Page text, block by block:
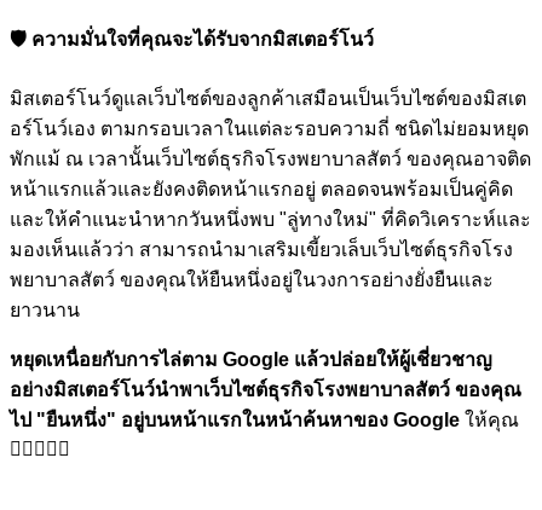
🛡️ ความมั่นใจที่คุณจะได้รับจากมิสเตอร์โนว์
มิสเตอร์โนว์ดูแลเว็บไซต์ของลูกค้าเสมือนเป็นเว็บไซต์ของมิสเต
อร์โนว์เอง ตามกรอบเวลาในแต่ละรอบความถี่ ชนิดไม่ยอมหยุด
พักแม้ ณ เวลานั้นเว็บไซต์ธุรกิจโรงพยาบาลสัตว์ ของคุณอาจติด
หน้าแรกแล้วและยังคงติดหน้าแรกอยู่ ตลอดจนพร้อมเป็นคู่คิด
และให้คำแนะนำหากวันหนึ่งพบ "ลู่ทางใหม่" ที่คิดวิเคราะห์และ
มองเห็นแล้วว่า สามารถนำมาเสริมเขี้ยวเล็บเว็บไซต์ธุรกิจโรง
พยาบาลสัตว์ ของคุณให้ยืนหนึ่งอยู่ในวงการอย่างยั่งยืนและ
ยาวนาน
หยุดเหนื่อยกับการไล่ตาม Google แล้วปล่อยให้ผู้เชี่ยวชาญ
อย่างมิสเตอร์โนว์นำพาเว็บไซต์ธุรกิจโรงพยาบาลสัตว์ ของคุณ
ไป "ยืนหนึ่ง" อยู่บนหน้าแรกในหน้าค้นหาของ Google ให้คุณ
🏋🏼💪🏼🎉